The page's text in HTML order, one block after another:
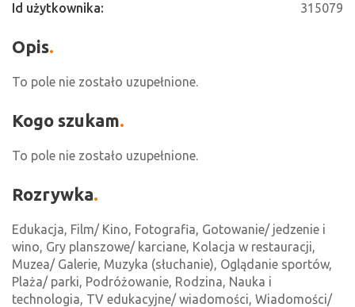
Id użytkownika:
315079
Opis
To pole nie zostało uzupełnione.
Kogo szukam
To pole nie zostało uzupełnione.
Rozrywka
Edukacja, Film/ Kino, Fotografia, Gotowanie/ jedzenie i
wino, Gry planszowe/ karciane, Kolacja w restauracji,
Muzea/ Galerie, Muzyka (słuchanie), Oglądanie sportów,
Plaża/ parki, Podróżowanie, Rodzina, Nauka i
technologia, TV edukacyjne/ wiadomości, Wiadomości/